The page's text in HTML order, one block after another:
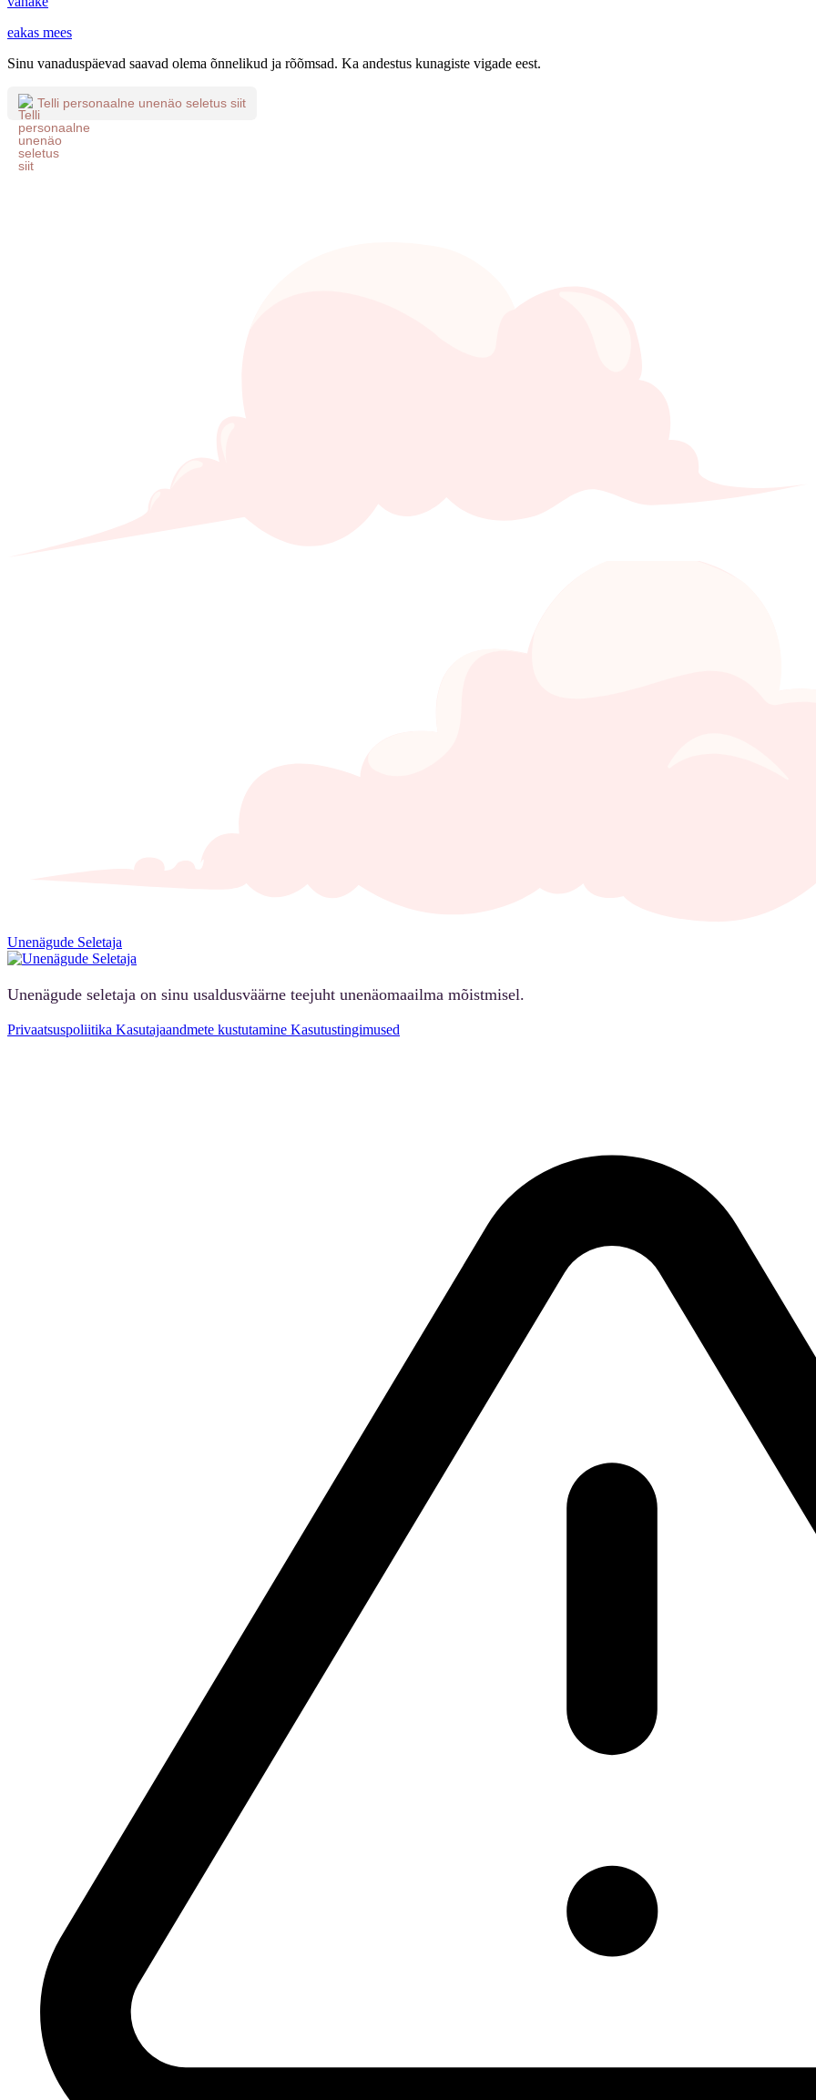
eakas mees
Sinu vanaduspäevad saavad olema õnnelikud ja rõõmsad. Ka andestus kunagiste vigade eest.
Telli personaalne unenäo seletus siit
Unenägude Seletaja
Unenägude seletaja on sinu usaldusväärne teejuht unenäomaailma mõistmisel.
Privaatsuspoliitika Kasutajaandmete kustutamine Kasutustingimused